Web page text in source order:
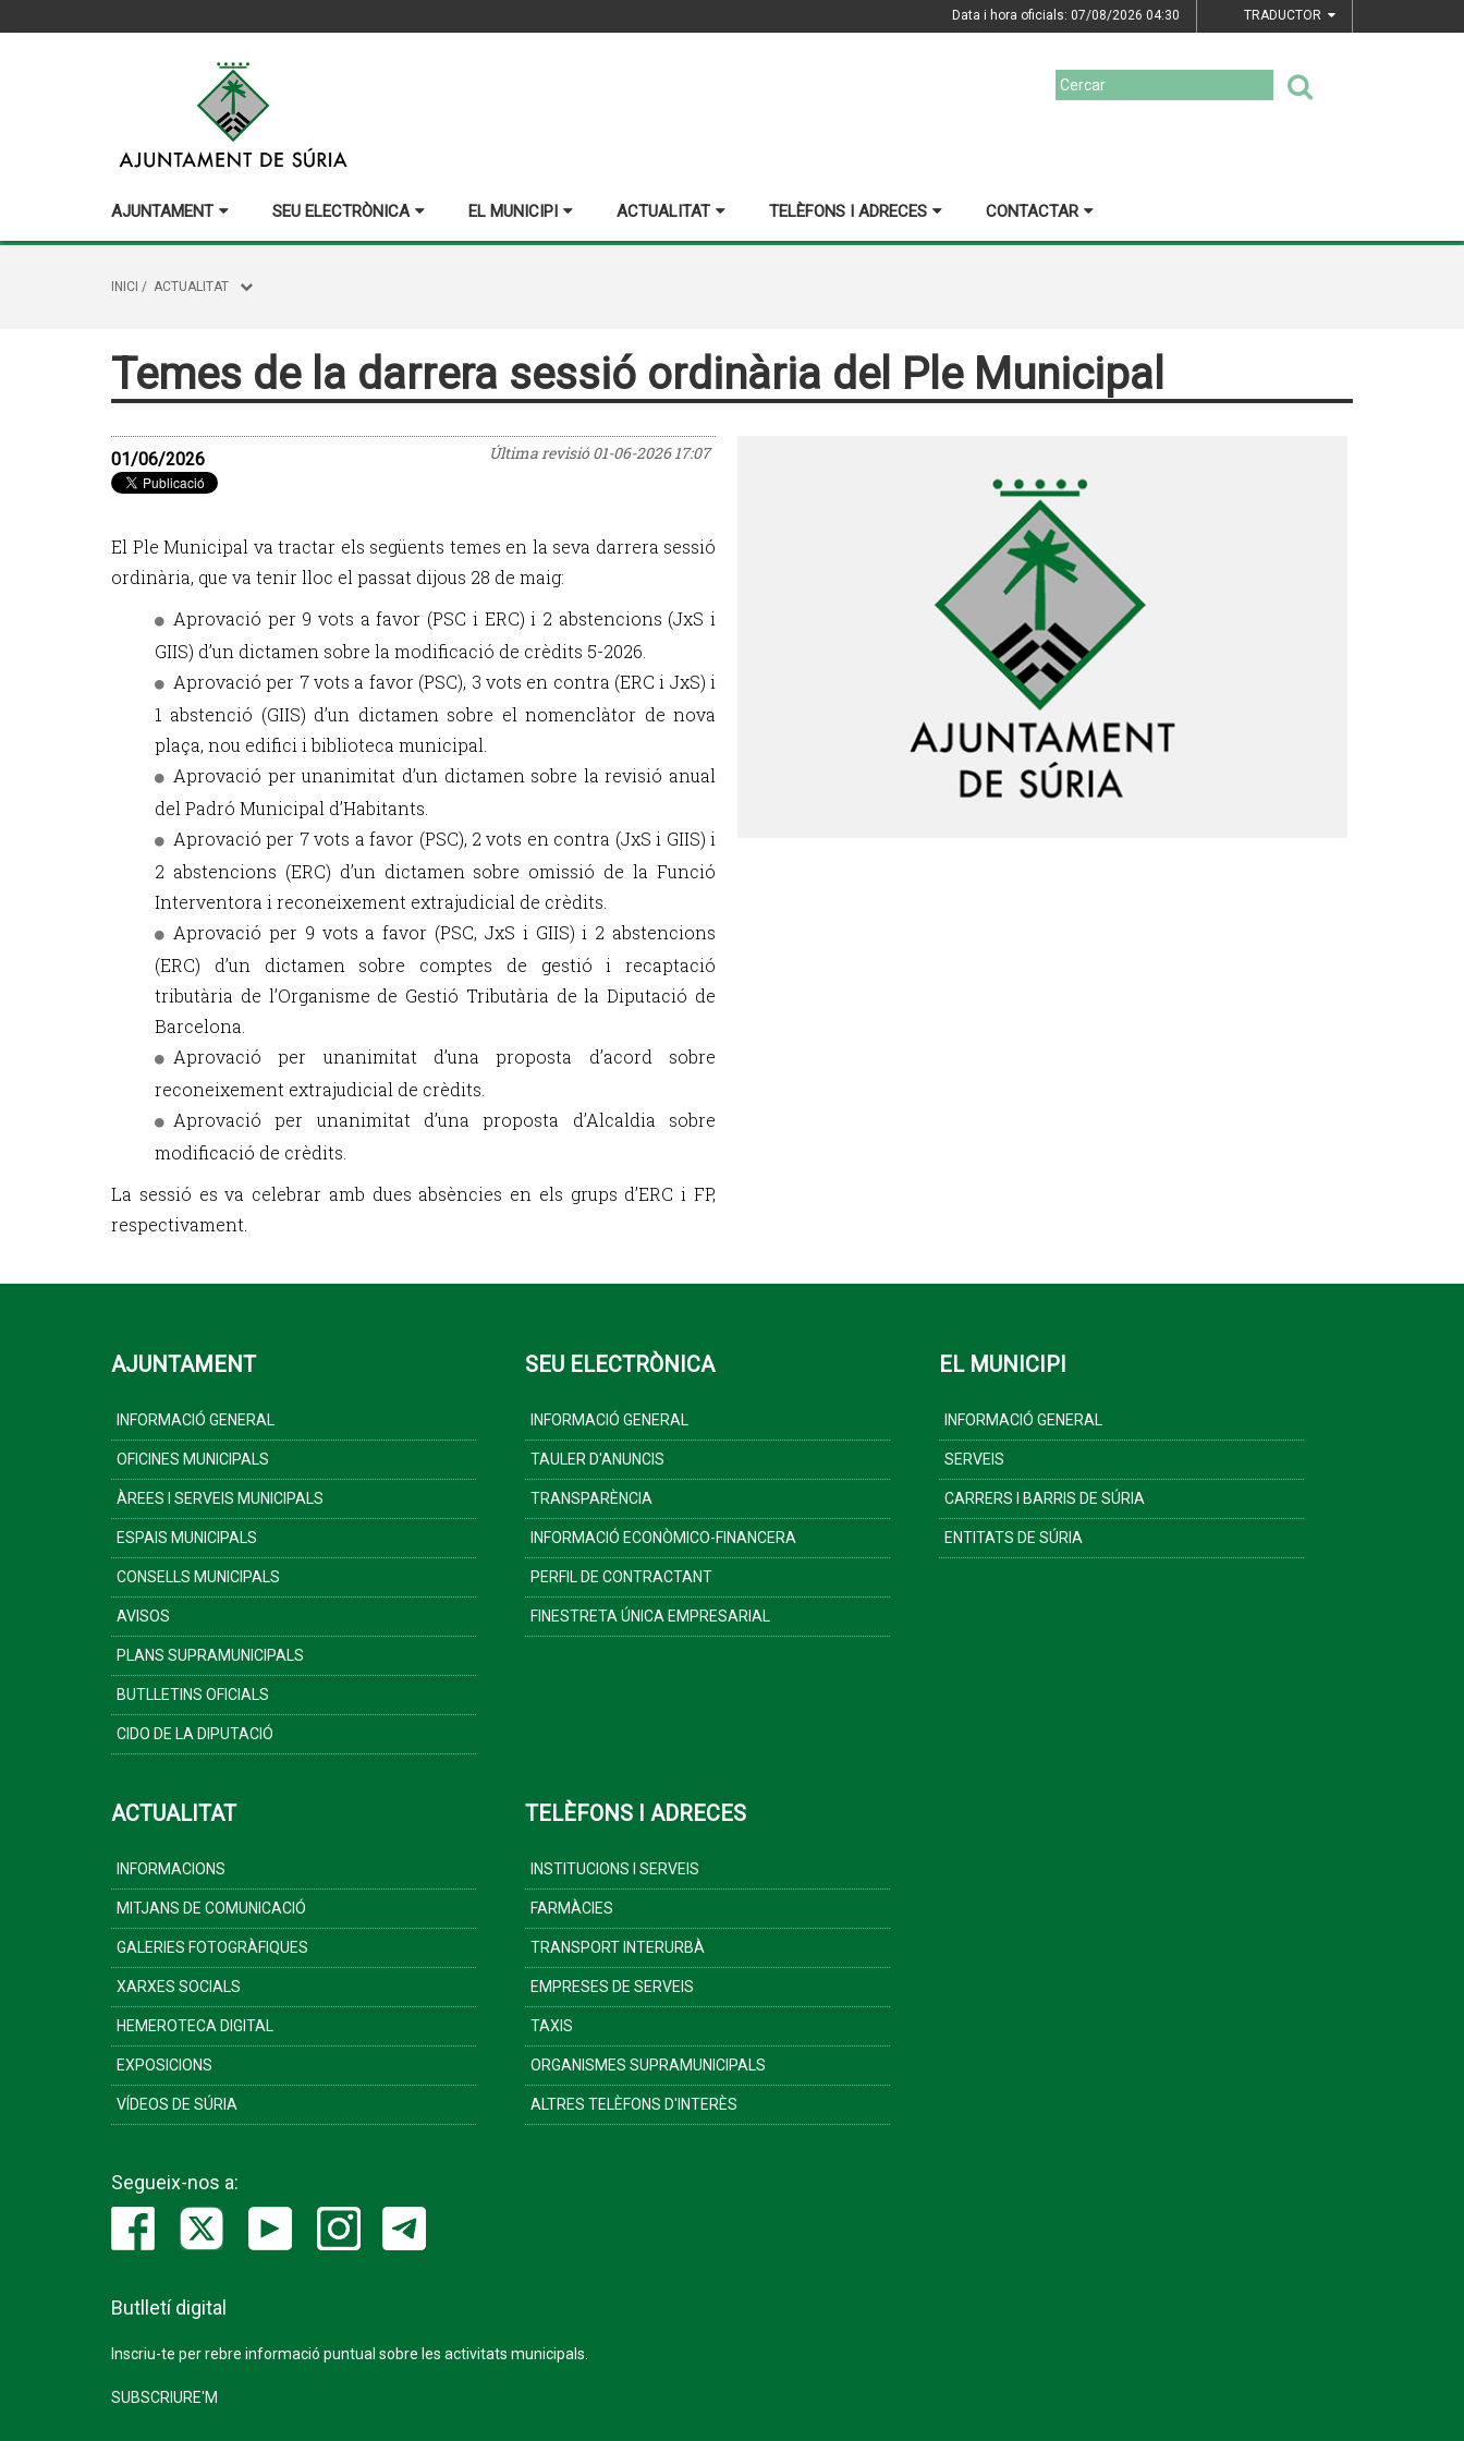
Data i hora oficials: 07/08/2026 04:30 TRADUCTOR
AJUNTAMENT SEU ELECTRÒNICA EL MUNICIPI ACTUALITAT TELÈFONS I ADRECES CONTACTAR
INICI / ACTUALITAT
Temes de la darrera sessió ordinària del Ple Municipal
Última revisió01-06-2026 17:07
01/06/2026
El Ple Municipal va tractar els següents temes en la seva darrera sessió
ordinària, que va tenir lloc el passat dijous 28 de maig:
Aprovació per 9 vots a favor (PSC i ERC) i 2 abstencions (JxS i
GIIS) d’un dictamen sobre la modificació de crèdits 5-2026.
Aprovació per 7 vots a favor (PSC), 3 vots en contra (ERC i JxS) i
1 abstenció (GIIS) d’un dictamen sobre el nomenclàtor de nova
plaça, nou edifici i biblioteca municipal.
Aprovació per unanimitat d’un dictamen sobre la revisió anual
del Padró Municipal d’Habitants.
Aprovació per 7 vots a favor (PSC), 2 vots en contra (JxS i GIIS) i
2 abstencions (ERC) d’un dictamen sobre omissió de la Funció
Interventora i reconeixement extrajudicial de crèdits.
Aprovació per 9 vots a favor (PSC, JxS i GIIS) i 2 abstencions
(ERC) d’un dictamen sobre comptes de gestió i recaptació
tributària de l’Organisme de Gestió Tributària de la Diputació de
Barcelona.
Aprovació per unanimitat d’una proposta d’acord sobre
reconeixement extrajudicial de crèdits.
Aprovació per unanimitat d’una proposta d’Alcaldia sobre
modificació de crèdits.
La sessió es va celebrar amb dues absències en els grups d’ERC i FP,
respectivament.
AJUNTAMENT
INFORMACIÓ GENERAL
OFICINES MUNICIPALS
ÀREES I SERVEIS MUNICIPALS
ESPAIS MUNICIPALS
CONSELLS MUNICIPALS
AVISOS
PLANS SUPRAMUNICIPALS
BUTLLETINS OFICIALS
CIDO DE LA DIPUTACIÓ
SEU ELECTRÒNICA
INFORMACIÓ GENERAL
TAULER D'ANUNCIS
TRANSPARÈNCIA
INFORMACIÓ ECONÒMICO-FINANCERA
PERFIL DE CONTRACTANT
FINESTRETA ÚNICA EMPRESARIAL
EL MUNICIPI
INFORMACIÓ GENERAL
SERVEIS
CARRERS I BARRIS DE SÚRIA
ENTITATS DE SÚRIA
ACTUALITAT
INFORMACIONS
MITJANS DE COMUNICACIÓ
GALERIES FOTOGRÀFIQUES
XARXES SOCIALS
HEMEROTECA DIGITAL
EXPOSICIONS
VÍDEOS DE SÚRIA
TELÈFONS I ADRECES
INSTITUCIONS I SERVEIS
FARMÀCIES
TRANSPORT INTERURBÀ
EMPRESES DE SERVEIS
TAXIS
ORGANISMES SUPRAMUNICIPALS
ALTRES TELÈFONS D'INTERÈS
Segueix-nos a:
Butlletí digital
Inscriu-te per rebre informació puntual sobre les activitats municipals.
SUBSCRIURE'M